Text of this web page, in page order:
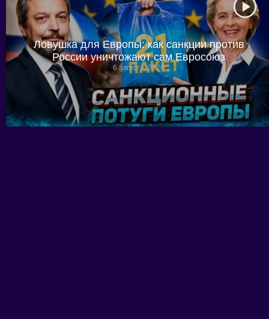
Ловушка для Европы: как санкции против
России уничтожают сам Евросоюз
6 августа, 2026